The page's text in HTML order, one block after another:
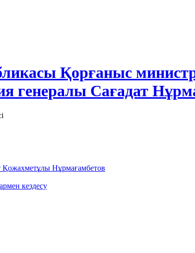
Қорғаныс
генералы Сағадат
Қожахметұлы Нұрмағамбетов
кездесу